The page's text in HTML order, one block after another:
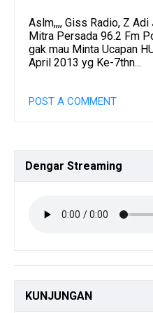
Aslm,,,, Giss Radio, Z
Mitra Persada 96.2 Fm
gak mau Minta Ucapan
April 2013 yg Ke-7thn...
POST A COMMENT
Dengar Streaming
KUNJUNGAN